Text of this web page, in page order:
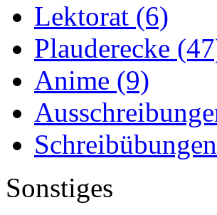
Lektorat (6)
Plauderecke
Anime (9)
Schreibübungen
Sonstiges